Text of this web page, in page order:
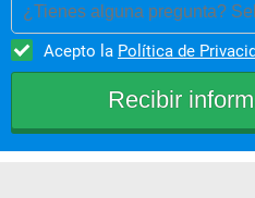
¿Tienes alguna pregunta?
Acepto la Política de